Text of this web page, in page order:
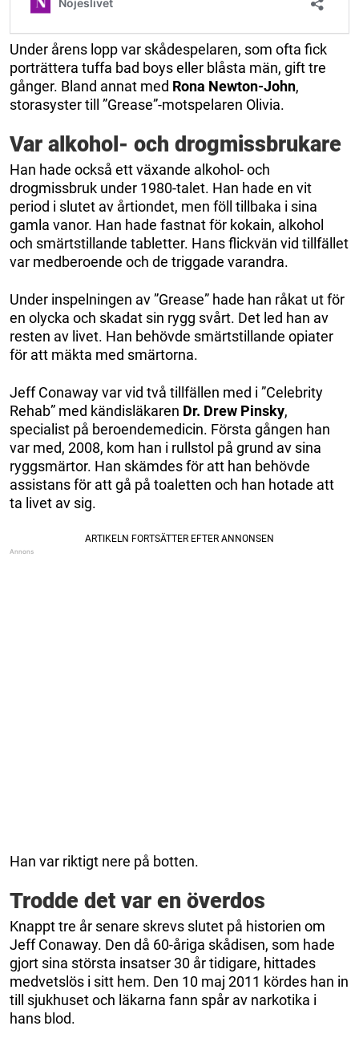
Under årens lopp var skådespelaren, som ofta fick
porträttera tuffa bad boys eller blåsta män, gift tre
gånger. Bland annat med Rona Newton-John,
storasyster till ”Grease”-motspelaren Olivia.
Var alkohol- och drogmissbrukare
Han hade också ett växande alkohol- och
drogmissbruk under 1980-talet. Han hade en vit
period i slutet av årtiondet, men föll tillbaka i sina
gamla vanor. Han hade fastnat för kokain, alkohol
och smärtstillande tabletter. Hans flickvän vid tillfället
var medberoende och de triggade varandra.
Under inspelningen av ”Grease” hade han råkat ut för
en olycka och skadat sin rygg svårt. Det led han av
resten av livet. Han behövde smärtstillande opiater
för att mäkta med smärtorna.
Jeff Conaway var vid två tillfällen med i ”Celebrity
Rehab” med kändisläkaren Dr. Drew Pinsky,
specialist på beroendemedicin. Första gången han
var med, 2008, kom han i rullstol på grund av sina
ryggsmärtor. Han skämdes för att han behövde
assistans för att gå på toaletten och han hotade att
ta livet av sig.
Han var riktigt nere på botten.
Trodde det var en överdos
Knappt tre år senare skrevs slutet på historien om
Jeff Conaway. Den då 60-åriga skådisen, som hade
gjort sina största insatser 30 år tidigare, hittades
medvetslös i sitt hem. Den 10 maj 2011 kördes han in
till sjukhuset och läkarna fann spår av narkotika i
hans blod.